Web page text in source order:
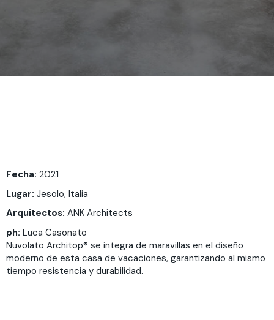
Fecha: 2021
Lugar: Jesolo, Italia
Arquitectos: ANK Architects
ph: Luca Casonato
Nuvolato Architop® se integra de maravillas en el diseño
moderno de esta casa de vacaciones, garantizando al mismo
tiempo resistencia y durabilidad.